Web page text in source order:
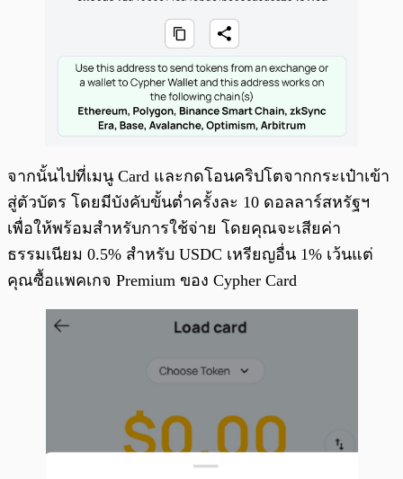
จากนั้นไปที่เมนู Card และกดโอนคริปโตจากกระเป๋าเข้า
สู่ตัวบัตร โดยมีบังคับขั้นต่ำครั้งละ 10 ดอลลาร์สหรัฐฯ
เพื่อให้พร้อมสำหรับการใช้จ่าย โดยคุณจะเสียค่า
ธรรมเนียม 0.5% สำหรับ USDC เหรียญอื่น 1% เว้นแต่
คุณซื้อแพคเกจ Premium ของ Cypher Card